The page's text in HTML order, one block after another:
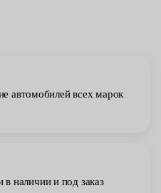
автомобилей всех марок
в наличии и под заказ